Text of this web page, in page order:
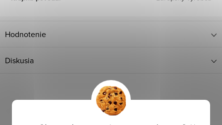
Hodnotenie
Diskusia